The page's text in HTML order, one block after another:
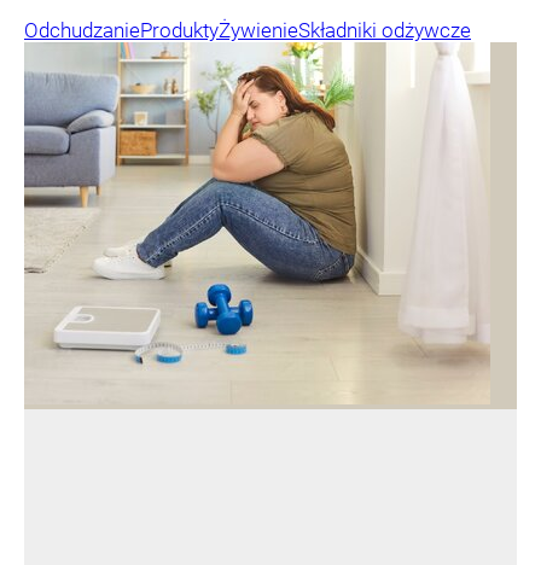
OdchudzanieProduktyŻywienieSkładniki odżywcze